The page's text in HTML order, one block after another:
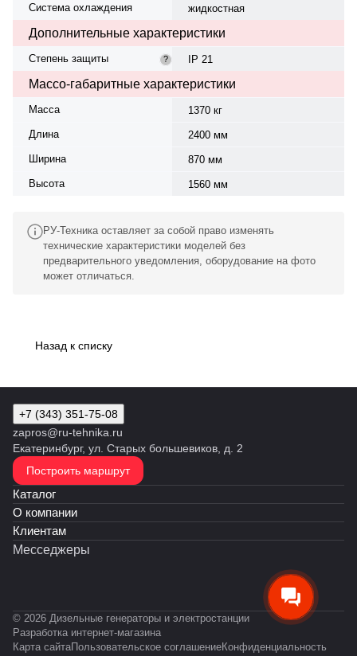
Система охлаждения жидкостная
Дополнительные характеристики
Степень защиты ? IP 21
Массо-габаритные характеристики
Масса
1370 кг
Длина
2400 мм
Ширина
870 мм
Высота
1560 мм
РУ-Техника оставляет за собой право изменять
технические характеристики моделей без
предварительного уведомления, оборудование на фото
может отличаться.
Назад к списку
+7 (343) 351-75-08
zapros@ru-tehnika.ru
Екатеринбург, ул. Старых большевиков, д. 2
Построить маршрут
Каталог
О компании
Клиентам
Месседжеры
© 2026 Дизельные генераторы и электростанции
Разработка интернет-магазина
Карта сайтаПользовательское соглашениеКонфиденциальность